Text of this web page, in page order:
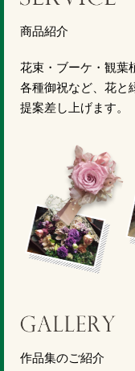
商品紹介
花束・ブーケ・観葉
各種御祝など、花と
提案差し上げます。
作品集のご紹介